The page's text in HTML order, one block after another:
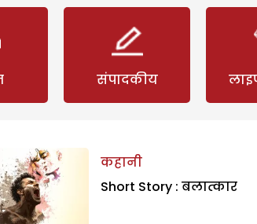
संपादकीय
कहानी
Short Story : बलात्कार